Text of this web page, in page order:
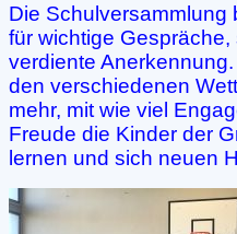
Die Schulversammlung
für wichtige
verdiente
den verschiedenen
mehr, mit wie viel
Freude die Kinder der
lernen und sich neuen